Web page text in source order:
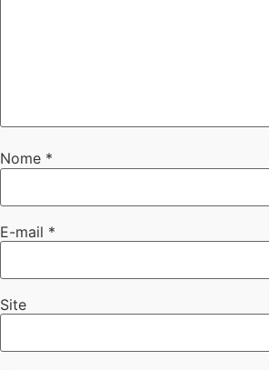
Nome *
E-mail *
Site